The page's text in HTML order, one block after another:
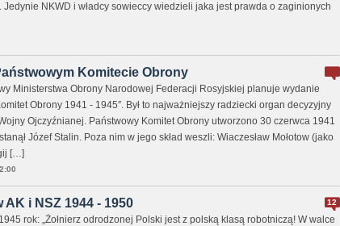
Jedynie NKWD i władcy sowieccy wiedzieli jaka jest prawda o zaginionych
Komitecie Obrony
Ministerstwa Obrony Narodowej Federacji Rosyjskiej planuje wydanie
Obrony 1941 - 1945″. Był to najważniejszy radziecki organ decyzyjny
Ojczyźnianej. Państwowy Komitet Obrony utworzono 30 czerwca 1941
Józef Stalin. Poza nim w jego skład weszli: Wiaczesław Mołotow (jako
[…]
12
i NSZ 1944 - 1950
rok: „Żołnierz odrodzonej Polski jest z polską klasą robotniczą! W walce